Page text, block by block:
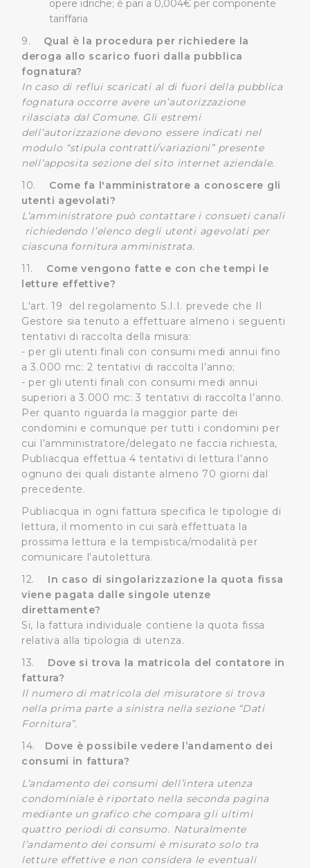
opere idriche; è pari a 0,004€ per componente
tariffaria
9. Qual è la procedura per richiedere la
deroga allo scarico fuori dalla pubblica
fognatura?
In caso di reflui scaricati al di fuori della pubblica
fognatura occorre avere un’autorizzazione
rilasciata dal Comune. Gli estremi
dell’autorizzazione devono essere indicati nel
modulo “stipula contratti/variazioni” presente
nell’apposita sezione del sito internet aziendale.
10.
Come fa l'amministratore a conoscere gli
utenti agevolati?
L’amministratore può contattare i consueti canali
richiedendo l’elenco degli utenti agevolati per
ciascuna fornitura amministrata.
11. Come vengono fatte e con che tempi le
letture effettive?
L'art. 19 del regolamento S.I.I. prevede che Il
Gestore sia tenuto a effettuare almeno i seguenti
tentativi di raccolta della misura:
- per gli utenti finali con consumi medi annui fino
a 3.000 mc: 2 tentativi di raccolta l’anno;
- per gli utenti finali con consumi medi annui
superiori a 3.000 mc: 3 tentativi di raccolta l’anno.
Per quanto riguarda la maggior parte dei
condomini e comunque per tutti i condomini per
cui l’amministratore/delegato ne faccia richiesta,
Publiacqua effettua 4 tentativi di lettura l’anno
ognuno dei quali distante almeno 70 giorni dal
precedente.
Publiacqua in ogni fattura specifica le tipologie di
lettura, il momento in cui sarà effettuata la
prossima lettura e la tempistica/modalità per
comunicare l'autolettura.
12. In caso di singolarizzazione la quota fissa
viene pagata dalle singole utenze
direttamente?
Si, la fattura individuale contiene la quota fissa
relativa alla tipologia di utenza.
13. Dove si trova la matricola del contatore in
fattura?
Il numero di matricola del misuratore si trova
nella prima parte a sinistra nella sezione “Dati
Fornitura”.
14. Dove è possibile vedere l’andamento dei
consumi in fattura?
L’andamento dei consumi dell’intera utenza
condominiale è riportato nella seconda pagina
mediante un grafico che compara gli ultimi
quattro periodi di consumo. Naturalmente
l’andamento dei consumi è misurato solo tra
letture effettive e non considera le eventuali